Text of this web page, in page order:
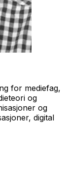
for mediefag,
og
og
digital